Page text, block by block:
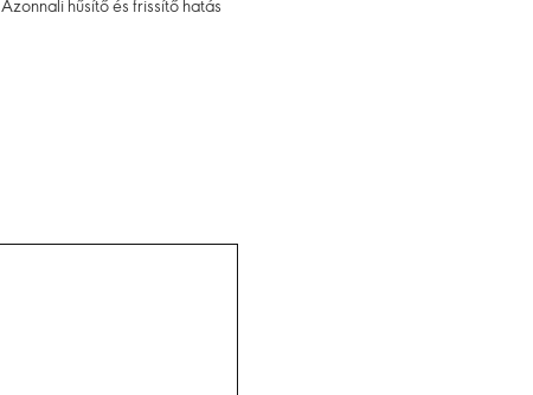
Azonnali hűsítő és frissítő hatás